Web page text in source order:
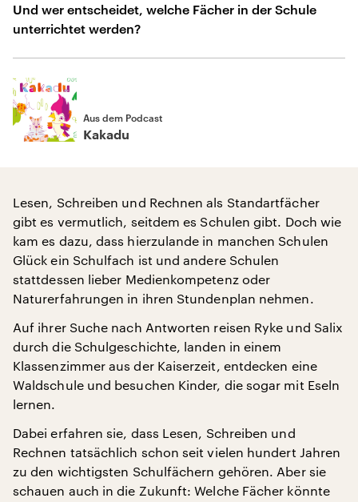
Und wer entscheidet, welche Fächer in der Schule
unterrichtet werden?
Aus dem Podcast
Kakadu
Lesen, Schreiben und Rechnen als Standartfächer
gibt es vermutlich, seitdem es Schulen gibt. Doch wie
kam es dazu, dass hierzulande in manchen Schulen
Glück ein Schulfach ist und andere Schulen
stattdessen lieber Medienkompetenz oder
Naturerfahrungen in ihren Stundenplan nehmen.
Auf ihrer Suche nach Antworten reisen Ryke und Salix
durch die Schulgeschichte, landen in einem
Klassenzimmer aus der Kaiserzeit, entdecken eine
Waldschule und besuchen Kinder, die sogar mit Eseln
lernen.
Dabei erfahren sie, dass Lesen, Schreiben und
Rechnen tatsächlich schon seit vielen hundert Jahren
zu den wichtigsten Schulfächern gehören. Aber sie
schauen auch in die Zukunft: Welche Fächer könnte